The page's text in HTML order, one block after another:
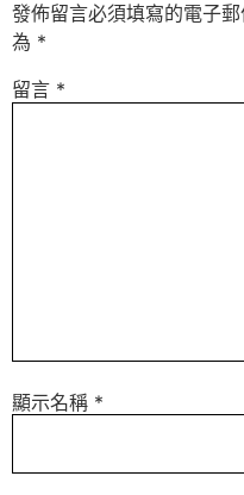
發佈留言必須填寫的電子
為 *
留言 *
顯示名稱 *